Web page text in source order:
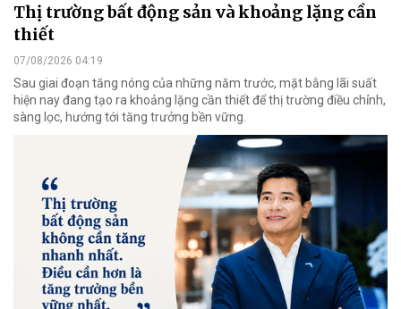
Thị trường bất động sản và khoảng lặng cần
thiết
07/08/2026 04:19
Sau giai đoạn tăng nóng của những năm trước, mặt bằng lãi suất
hiện nay đang tạo ra khoảng lặng cần thiết để thị trường điều chỉnh,
sàng lọc, hướng tới tăng trưởng bền vững.